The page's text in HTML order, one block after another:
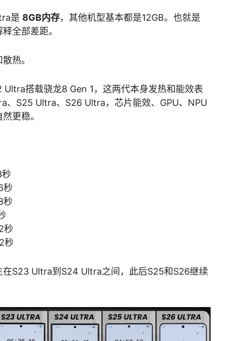
是 8GB内存，其他机型基本都是12GB。也就是
全部差距。
热。
搭载骁龙8 Gen 1，这两代本身发热和能效表
、S25 Ultra、S26 Ultra，芯片能效、GPU、NPU
更稳。
秒
秒
秒
秒
在S23 Ultra到S24 Ultra之间，此后S25和S26继续